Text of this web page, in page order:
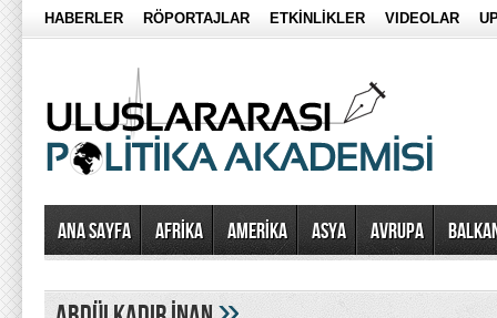
HABERLER RÖPORTAJLAR ETKİNLİKLER VIDEOLAR
Ana Sayfa AFRİKA AMERİKA ASYA AVRUPA